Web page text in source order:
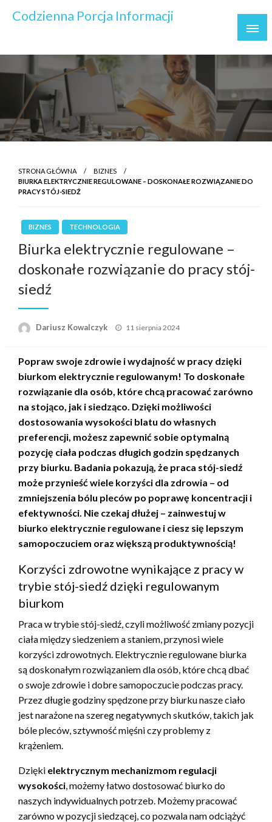
Codzienna Porcja Informacji
STRONA GŁÓWNA
BIZNES
BIURKA ELEKTRYCZNIE REGULOWANE – DOSKONAŁE ROZWIĄZANIE DO
PRACY STÓJ-SIEDŹ
BIZNES TECHNOLOGIA
Biurka elektrycznie regulowane –
doskonałe rozwiązanie do pracy stój-
siedź
Dariusz Kowalczyk
Opublikowane
11 sierpnia 2024
Popraw swoje zdrowie i wydajność w pracy dzięki
biurkom elektrycznie regulowanym! To doskonałe
rozwiązanie dla osób, które chcą pracować zarówno
na stojąco, jak i siedząco. Dzięki możliwości
dostosowania wysokości blatu do własnych
preferencji, możesz zapewnić sobie optymalną
pozycję ciała podczas długich godzin spędzanych
przy biurku. Badania pokazują, że praca stój-siedź
może przynieść wiele korzyści dla zdrowia – od
zmniejszenia bólu pleców po poprawę koncentracji i
efektywności. Nie czekaj dłużej – zainwestuj w
biurko elektrycznie regulowane i ciesz się lepszym
samopoczuciem oraz większą produktywnością!
Korzyści zdrowotne wynikające z pracy w
trybie stój-siedź dzięki regulowanym
biurkom
Praca w trybie stój-siedź, czyli możliwość zmiany pozycji
ciała między siedzeniem a staniem, przynosi wiele
korzyści zdrowotnych. Elektrycznie regulowane biurka
są doskonałym rozwiązaniem dla osób, które chcą dbać
o swoje zdrowie i dobre samopoczucie podczas pracy.
Przez długie godziny spędzone przy biurku nasze ciało
jest narażone na szereg negatywnych skutków, takich jak
bóle pleców, sztywność mięśni czy problemy z
krążeniem.
Dzięki elektrycznym mechanizmom regulacji
wysokości, możemy łatwo dostosować biurko do
naszych indywidualnych potrzeb. Możemy pracować
zarówno w pozycji siedzącej, co pozwala nam odciążyć